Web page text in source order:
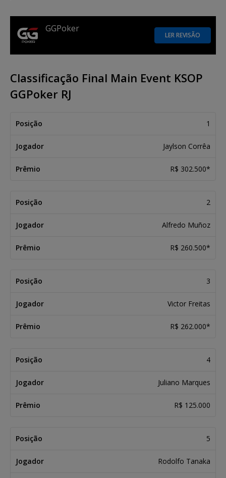
GGPoker
LER REVISÃO
Classificação Final Main Event KSOP
GGPoker RJ
Posição 1
Jaylson Corrêa
R$ 302.500*
2
Alfredo Muñoz
R$ 260.500*
3
Victor Freitas
R$ 262.000*
4
Juliano Marques
R$ 125.000
5
Rodolfo Tanaka